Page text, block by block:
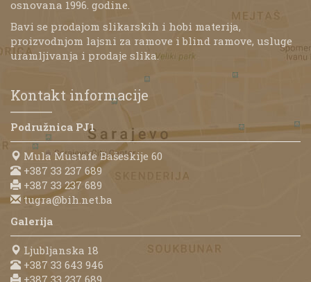
osnovana 1996. godine.
Bavi se prodajom slikarskih i hobi materija,
proizvodnjom lajsni za ramove i blind ramove, usluge
uramljivanja i prodaje slika.
Kontakt informacije
Podružnica PJ1
Mula Mustafe Bašeskije 60
+387 33 237 689
+387 33 237 689
tugra@bih.net.ba
Galerija
Ljubljanska 18
+387 33 643 946
+387 33 237 689